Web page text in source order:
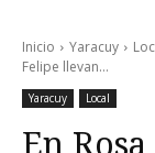
Inicio Yaracuy
Felipe llevan...
Yaracuy Local
En